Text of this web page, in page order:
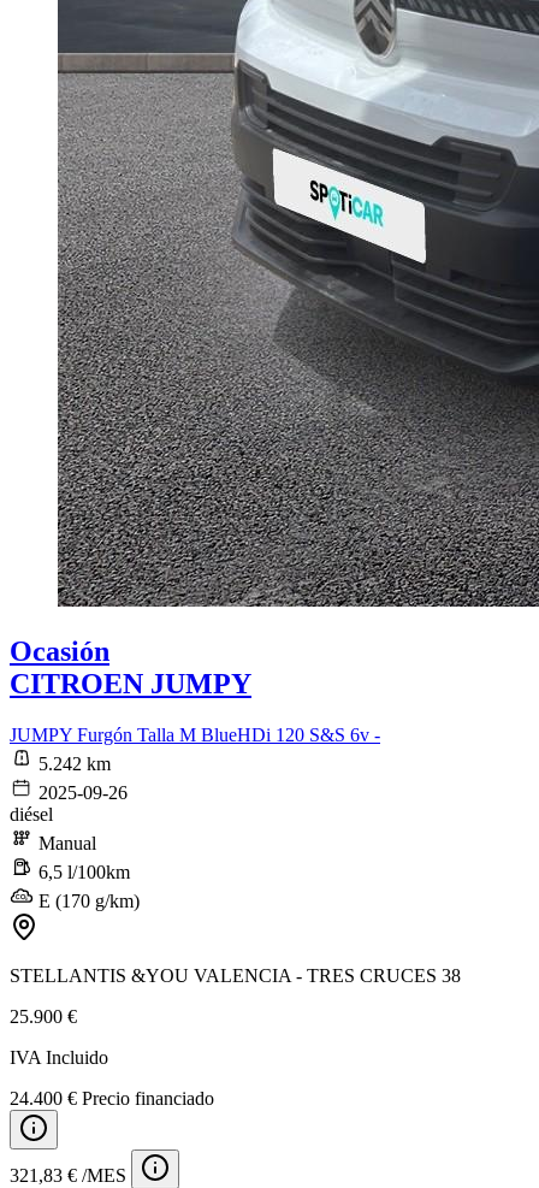
Ocasión
CITROEN JUMPY
JUMPY Furgón Talla M BlueHDi 120 S&S 6v -
5.242 km
2025-09-26
diésel
Manual
6,5 l/100km
E (170 g/km)
STELLANTIS &YOU VALENCIA - TRES CRUCES 38
25.900 €
IVA Incluido
24.400 € Precio financiado
321,83 € /MES